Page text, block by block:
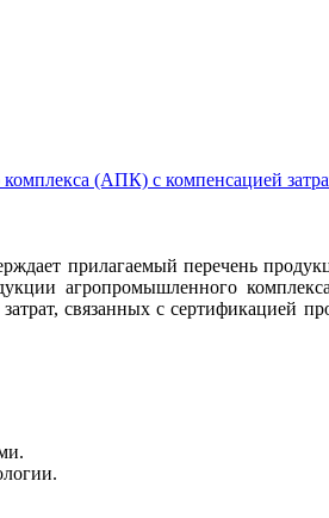
(АПК) с компенсацией
прилагаемый перечень
агропромышленного
связанных с